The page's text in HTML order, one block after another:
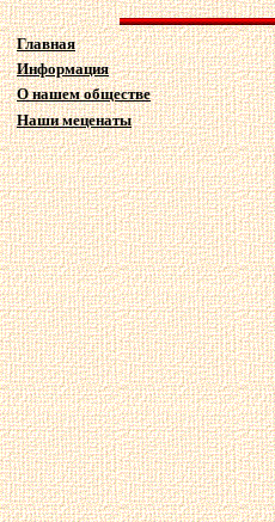
Главная
Информация
О нашем обществе
Наши меценаты